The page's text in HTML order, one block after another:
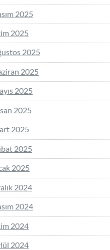
2025
2025
2025
2025
2025
2025
2025
2025
2025
2024
2024
2024
2024